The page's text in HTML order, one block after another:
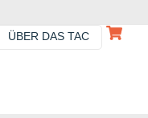
ÜBER DAS TAC